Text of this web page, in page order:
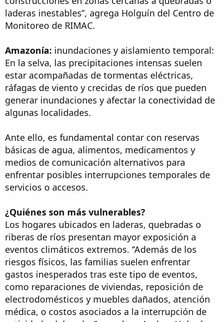
laderas inestables’’, agrega Holguín del Centro de
Monitoreo de RIMAC.
Amazonía: inundaciones y aislamiento temporal:
En la selva, las precipitaciones intensas suelen
estar acompañadas de tormentas eléctricas,
ráfagas de viento y crecidas de ríos que pueden
generar inundaciones y afectar la conectividad de
algunas localidades.
Ante ello, es fundamental contar con reservas
básicas de agua, alimentos, medicamentos y
medios de comunicación alternativos para
enfrentar posibles interrupciones temporales de
servicios o accesos.
¿Quiénes son más vulnerables?
Los hogares ubicados en laderas, quebradas o
riberas de ríos presentan mayor exposición a
eventos climáticos extremos. ‘’Además de los
riesgos físicos, las familias suelen enfrentar
gastos inesperados tras este tipo de eventos,
como reparaciones de viviendas, reposición de
electrodomésticos y muebles dañados, atención
médica, o costos asociados a la interrupción de